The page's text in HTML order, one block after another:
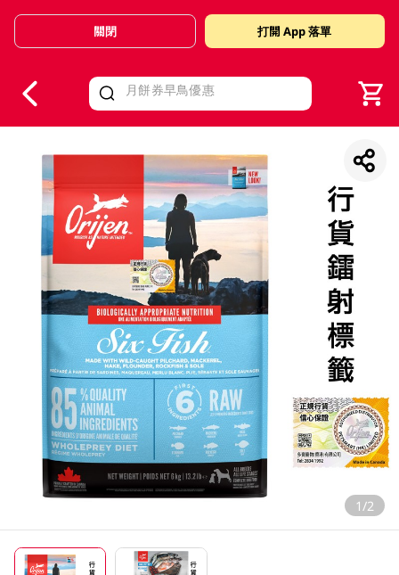
Valid Until 30 June 2026
關閉 打開 App 落單
1/2